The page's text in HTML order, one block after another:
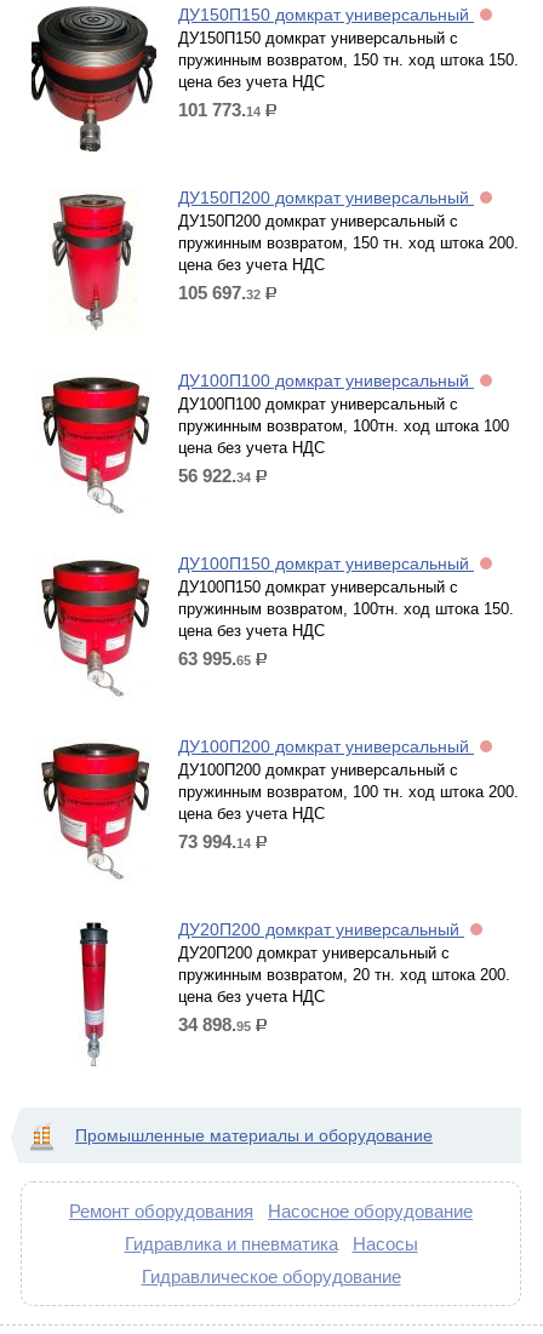
ДУ150П150 домкрат универсальный
ДУ150П150 домкрат универсальный с
пружинным возвратом, 150 тн. ход штока 150.
цена без учета НДС
101 773.14 р.
ДУ150П200 домкрат универсальный
ДУ150П200 домкрат универсальный с
пружинным возвратом, 150 тн. ход штока 200.
цена без учета НДС
105 697.32 р.
ДУ100П100 домкрат универсальный
ДУ100П100 домкрат универсальный с
пружинным возвратом, 100тн. ход штока 100
цена без учета НДС
56 922.34 р.
ДУ100П150 домкрат универсальный
ДУ100П150 домкрат универсальный с
пружинным возвратом, 100тн. ход штока 150.
цена без учета НДС
63 995.65 р.
ДУ100П200 домкрат универсальный
ДУ100П200 домкрат универсальный с
пружинным возвратом, 100 тн. ход штока 200.
цена без учета НДС
73 994.14 р.
ДУ20П200 домкрат универсальный
ДУ20П200 домкрат универсальный с
пружинным возвратом, 20 тн. ход штока 200.
цена без учета НДС
34 898.95 р.
Промышленные материалы и оборудование
Ремонт оборудования
Насосное оборудование
Гидравлика и пневматика
Насосы
Гидравлическое оборудование